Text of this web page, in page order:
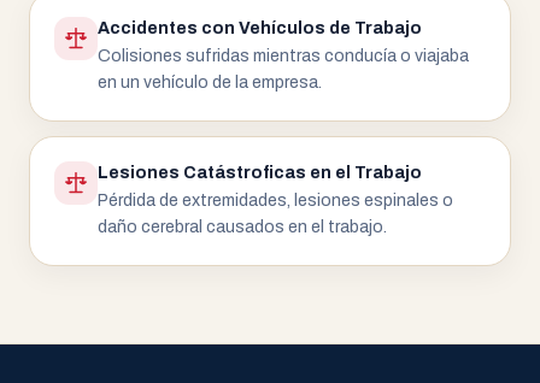
Accidentes con Vehículos de Trabajo
Colisiones sufridas mientras conducía o viajaba
en un vehículo de la empresa.
Lesiones Catástroficas en el Trabajo
Pérdida de extremidades, lesiones espinales o
daño cerebral causados en el trabajo.